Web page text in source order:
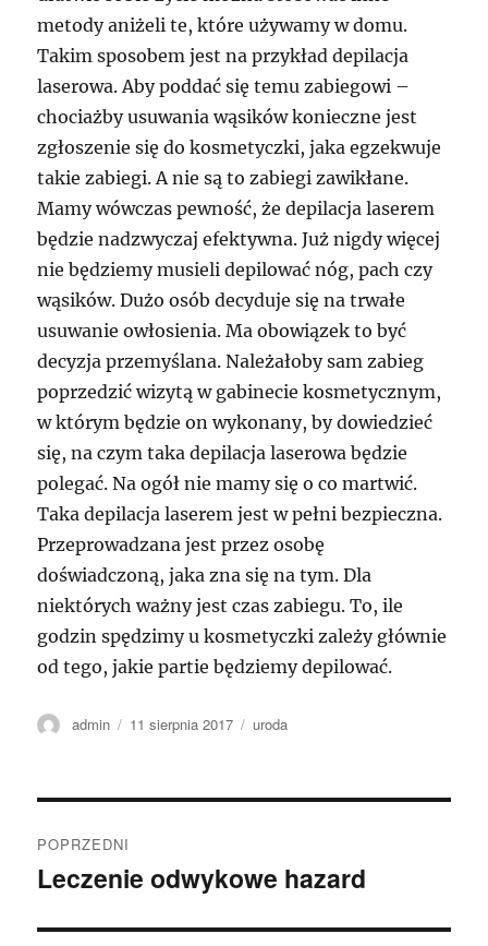
metody aniżeli te, które używamy w domu.
Takim sposobem jest na przykład depilacja
laserowa. Aby poddać się temu zabiegowi –
chociażby usuwania wąsików konieczne jest
zgłoszenie się do kosmetyczki, jaka egzekwuje
takie zabiegi. A nie są to zabiegi zawikłane.
Mamy wówczas pewność, że depilacja laserem
będzie nadzwyczaj efektywna. Już nigdy więcej
nie będziemy musieli depilować nóg, pach czy
wąsików. Dużo osób decyduje się na trwałe
usuwanie owłosienia. Ma obowiązek to być
decyzja przemyślana. Należałoby sam zabieg
poprzedzić wizytą w gabinecie kosmetycznym,
w którym będzie on wykonany, by dowiedzieć
się, na czym taka depilacja laserowa będzie
polegać. Na ogół nie mamy się o co martwić.
Taka depilacja laserem jest w pełni bezpieczna.
Przeprowadzana jest przez osobę
doświadczoną, jaka zna się na tym. Dla
niektórych ważny jest czas zabiegu. To, ile
godzin spędzimy u kosmetyczki zależy głównie
od tego, jakie partie będziemy depilować.
Autor
admin
Data
11 sierpnia 2017 Kategorie
uroda
wpisu
POPRZEDNI
Poprzedni
Leczenie odwykowe hazard